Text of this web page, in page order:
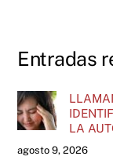
Entradas
LA
agosto 9, 2026